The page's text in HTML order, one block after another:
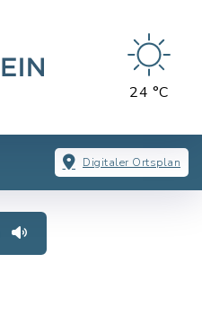
24 °C
Digitaler Ortsplan